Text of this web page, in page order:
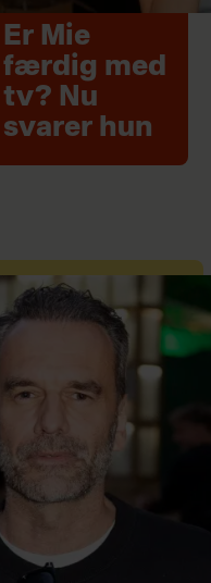
Er Mie
færdig med
tv? Nu
svarer hun